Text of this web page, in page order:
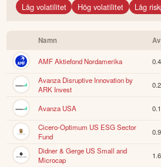
Låg volatilitet
Hög volatilitet Låg
Namn
AMF Aktiefond Nordamerika
Avanza Disruptive Innovation by
ARK Invest
Avanza USA
Cicero-Optimum US ESG Sector
Fund
Didner & Gerge US Small and
Microcap